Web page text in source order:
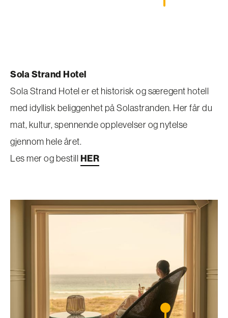
Sola Strand Hotel
Sola Strand Hotel er et historisk og særegent hotell
med idyllisk beliggenhet på Solastranden. Her får du
mat, kultur, spennende opplevelser og nytelse
gjennom hele året.
Les mer og bestill HER